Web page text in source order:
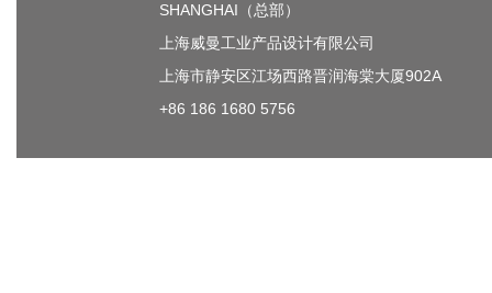
SHANGHAI（总部）
上海威曼工业产品设计有限公司
上海市静安区江场西路晋润海棠大厦902A
+86 186 1680 5756